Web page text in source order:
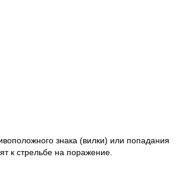
знака (вилки) или попадания
к стрельбе на поражение.